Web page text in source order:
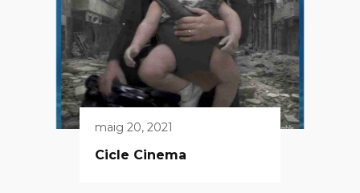
maig 20, 2021
Cicle Cinema